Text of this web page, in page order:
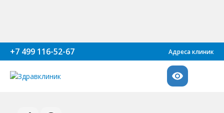
+7 499 116-52-67 Адреса клиник